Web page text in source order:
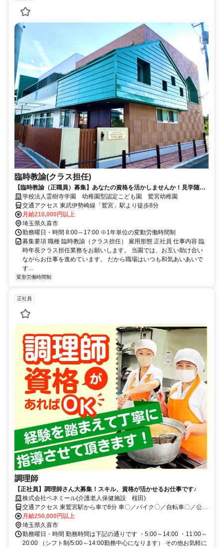
臨時教諭(クラス担任)
【臨時教諭（正職員）募集】あなたの資格を活かしませんか！見学随時
受付中！勤務開始日相談可！
学校法人霊樹寺学園 幼稚園型認定こども園 鷲宮幼稚園
交通アクセス 東武伊勢崎線「鷲宮」駅より徒歩8分
月給210,000円以上
埼玉県久喜市
勤務曜日・時間 8:00～17:00 ※1年単位の変動労働時間制
募集要項 職種 臨時教諭（クラス担任） 雇用形態 正社員 仕事内容 臨
時年長クラス担任業務をお願いします。 当園では、お互い助け合い
ながらお仕事を進めています。 だから職場はいつも和気あいあいで
す...
変形労働時間制
正社員
調理師
【正社員】調理師さん大募集！スキル、資格が活かせるお仕事です♪
株式会社ベネミール(介護老人保健施設 桜田)
交通アクセス 東鷲宮駅から車で8分 車〇／バイク〇／自転車〇／公共
交通機関〇
月給250,000円以上
埼玉県久喜市
勤務曜日・時間 勤務時間は下記の通りです ・5:00～14:00 ・11:00～
20:00 （シフト制/5:00～14:00勤務中心になります） その他お気軽に